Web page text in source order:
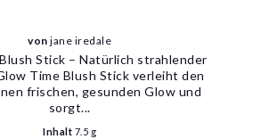
vonjane iredale
Stick – Natürlich strahlender
Time Blush Stick verleiht den
frischen, gesunden Glow und
sorgt...
Inhalt 7.5 g